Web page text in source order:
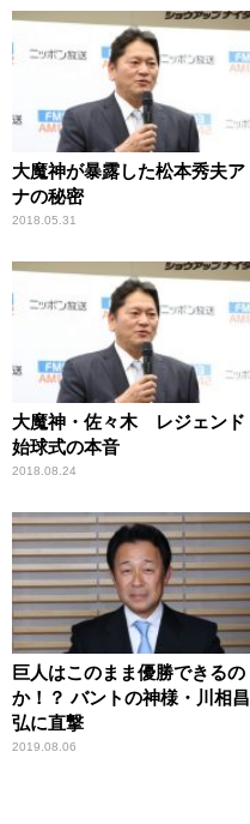
大魔神が暴露した松本秀夫ア
ナの秘密
2018.05.31
大魔神・佐々木 レジェンド
始球式の本音
2018.08.24
巨人はこのまま優勝できるの
か！？ バントの神様・川相昌
弘に直撃
2019.08.06